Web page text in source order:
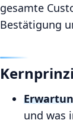
gesamte
Bestätigung
und was